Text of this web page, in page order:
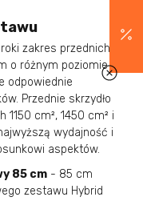
zakres przednich
o różnym poziomie
odpowiednie
Przednie skrzydło
cm², 1450 cm² i
wydajność i
aspektów.
85 cm - 85 cm
zestawu Hybrid